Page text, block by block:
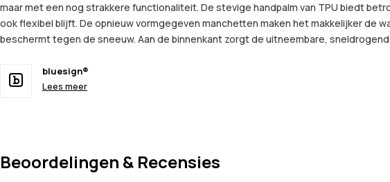
maar met een nog strakkere functionaliteit. De stevige handpalm van TPU biedt
ook flexibel blijft. De opnieuw vormgegeven manchetten maken het makkelijker de
beschermt tegen de sneeuw. Aan de binnenkant zorgt de uitneembare,
bluesign®
Lees meer
Beoordelingen & Recensies